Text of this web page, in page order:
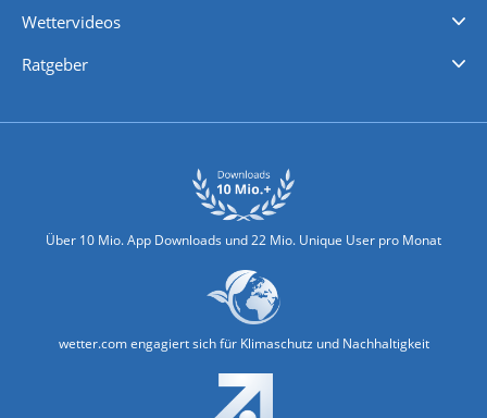
Wettervideos
Ratgeber
Über 10 Mio. App Downloads und 22 Mio. Unique User pro Monat
wetter.com engagiert sich für Klimaschutz und Nachhaltigkeit